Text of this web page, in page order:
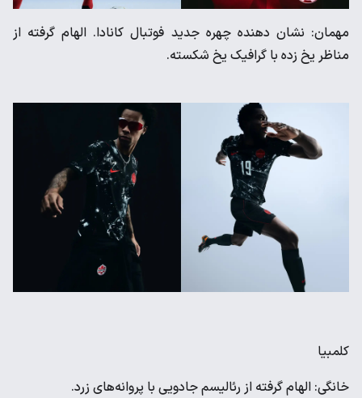
مهمان: نشان دهنده چهره جدید فوتبال کانادا. الهام گرفته از
مناظر یخ زده با گرافیک یخ شکسته.
کلمبیا
خانگی: الهام گرفته از رئالیسم جادویی با پروانه‌های زرد.